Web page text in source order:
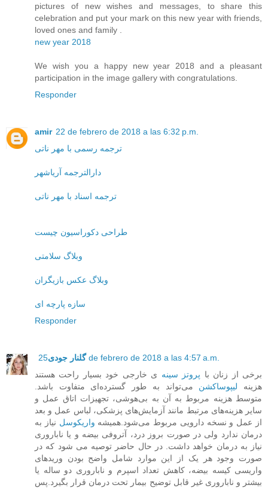
pictures of new wishes and messages, to share this
celebration and put your mark on this new year with friends,
loved ones and family .
new year 2018
We wish you a happy new year 2018 and a pleasant
participation in the image gallery with congratulations.
Responder
amir 22 de febrero de 2018 a las 6:32 p.m.
ترجمه رسمی با مهر ناتی
دارالترجمه آریاشهر
ترجمه اسناد با مهر ناتی
طراحی دکوراسیون چیست
وبلاگ سلامتی
وبلاگ عکس بازیگران
سازه پارچه ای
Responder
گلنار جودی25 de febrero de 2018 a las 4:57 a.m.
برخی از زنان با پروتز سینه ی خارجی خود بسیار راحت هستند
هزینه لیپوساکشن می‌تواند به طور گسترده‌ای متفاوت باشد.
متوسط هزینه مربوط به آن به بی‌هوشی، تجهیزات اتاق عمل و
سایر هزینه‌های مرتبط مانند آزمایش‌های پزشکی، لباس عمل و بعد
از عمل و نسخه دارویی مربوط می‌شود.همیشه واریکوسل نیاز به
درمان ندارد ولی در صورت بروز درد، آتروفی بیضه و یا ناباروری
نیاز به درمان خواهد داشت. در حال حاضر توصیه می شود که در
صورت وجود هر یک از این موارد شامل واضح بودن وریدهای
واریسی کیسه بیضه، کاهش تعداد اسپرم و ناباروری دو ساله یا
بیشتر و ناباروری غیر قابل توضیح بیمار تحت درمان قرار بگیرد.پس